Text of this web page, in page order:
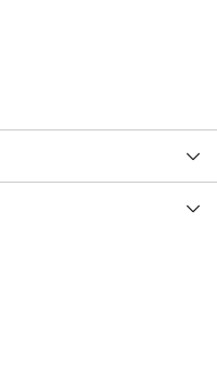
One Size